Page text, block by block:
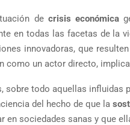
de crisis económica
en todas las facetas de la
innovadoras, que
como un actor directo,
sobre todo aquellas influidas
del hecho de que la
en sociedades sanas y que